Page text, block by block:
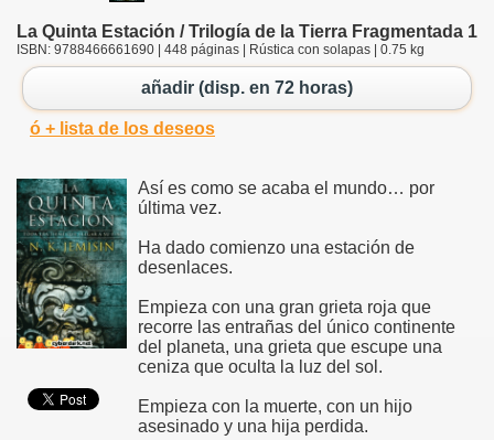
La Quinta Estación / Trilogía de la Tierra Fragmentada 1
ISBN: 9788466661690 | 448 páginas | Rústica con solapas | 0.75 kg
añadir (disp. en 72 horas)
ó + lista de los deseos
Así es como se acaba el mundo… por
última vez.
Ha dado comienzo una estación de
desenlaces.
Empieza con una gran grieta roja que
recorre las entrañas del único continente
del planeta, una grieta que escupe una
ceniza que oculta la luz del sol.
Empieza con la muerte, con un hijo
asesinado y una hija perdida.